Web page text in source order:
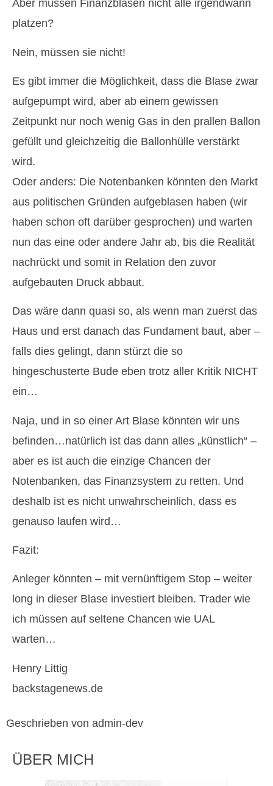
Aber müssen Finanzblasen nicht alle irgendwann
platzen?
Nein, müssen sie nicht!
Es gibt immer die Möglichkeit, dass die Blase zwar
aufgepumpt wird, aber ab einem gewissen
Zeitpunkt nur noch wenig Gas in den prallen Ballon
gefüllt und gleichzeitig die Ballonhülle verstärkt
wird.
Oder anders: Die Notenbanken könnten den Markt
aus politischen Gründen aufgeblasen haben (wir
haben schon oft darüber gesprochen) und warten
nun das eine oder andere Jahr ab, bis die Realität
nachrückt und somit in Relation den zuvor
aufgebauten Druck abbaut.
Das wäre dann quasi so, als wenn man zuerst das
Haus und erst danach das Fundament baut, aber –
falls dies gelingt, dann stürzt die so
hingeschusterte Bude eben trotz aller Kritik NICHT
ein…
Naja, und in so einer Art Blase könnten wir uns
befinden…natürlich ist das dann alles „künstlich“ –
aber es ist auch die einzige Chancen der
Notenbanken, das Finanzsystem zu retten. Und
deshalb ist es nicht unwahrscheinlich, dass es
genauso laufen wird…
Fazit:
Anleger könnten – mit vernünftigem Stop – weiter
long in dieser Blase investiert bleiben. Trader wie
ich müssen auf seltene Chancen wie UAL
warten…
Henry Littig
backstagenews.de
Geschrieben von admin-dev
ÜBER MICH